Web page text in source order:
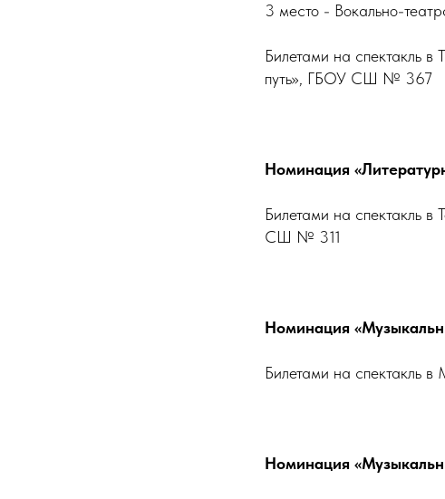
3 место - Вокально-
Билетами на спектакль
путь», ГБОУ СШ № 367
Номинация
Билетами на спектакль
СШ № 311
Номинация
Билетами на спектакль
Номинация